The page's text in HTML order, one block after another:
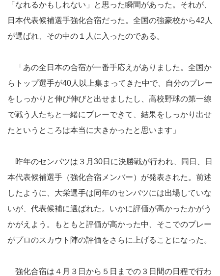
「なれるかもしれない」と思った瞬間があった。それが、
日本代表候補選手強化合宿だった。全国の強豪校から42人
が選ばれ、その中の１人に入ったのである。
「あの全日本の合宿が一番手応えがありました。全国か
らトップ選手が40人以上集まってきた中で、自分のプレー
をしっかりと伸び伸びと出せましたし、高校野球の第一線
で戦う人たちと一緒にプレーできて、結果をしっかり出せ
たというところは本当に大きかったと思います」
昨年のセンバツは３月30日に決勝戦が行われ、同日、日
本代表候補選手（強化合宿メンバー）が発表された。前述
したように、大栄選手は同年のセンバツには出場していな
いが、代表候補に選ばれた。いかに評価が高かったかがう
かがえよう。もともと評価が高かった中、そこでのプレー
がプロのスカウト陣の評価をさらに上げることになった。
強化合宿は４月３日から５日までの３日間の日程で行わ